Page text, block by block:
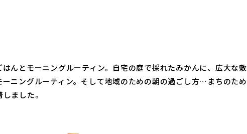
んとモーニングルーティン。自宅の庭で採れたみかんに、広大な敷
ニングルーティン。そして地域のための朝の過ごし方…まちのため
ました。